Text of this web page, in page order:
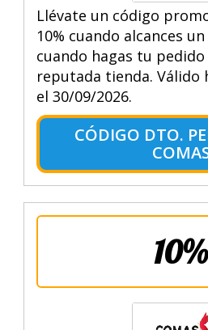
Llévate un código
10% cuando alcances
cuando hagas tu
reputada tienda. Válido
el 30/09/2026.
CÓDIGO DTO.
10%